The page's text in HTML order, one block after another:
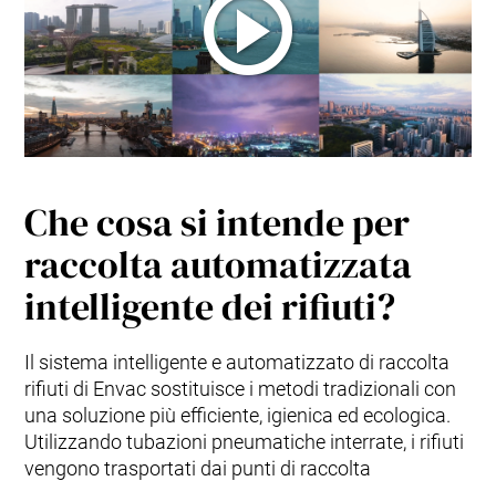
Che cosa si intende per
raccolta automatizzata
intelligente dei rifiuti?
Il sistema intelligente e automatizzato di raccolta
rifiuti di Envac sostituisce i metodi tradizionali con
una soluzione più efficiente, igienica ed ecologica.
Utilizzando tubazioni pneumatiche interrate, i rifiuti
vengono trasportati dai punti di raccolta